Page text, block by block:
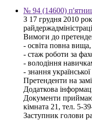
№ 94 (14600)
З 17 грудня 2010
Вимоги до
- освіта повна вища,
- стаж роботи за
- володіння
- знання
Претенденти на
Додаткова
Документи
кімната 21, тел. 5-
Заступник голови